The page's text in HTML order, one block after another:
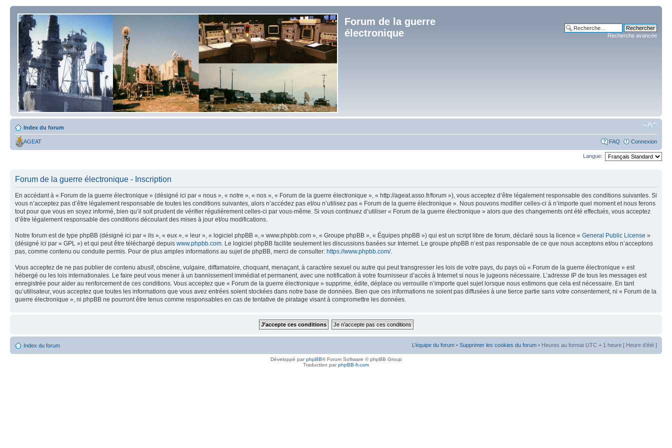
Forum de la guerre
électronique
Recherche avancée
Index du forum
AGEAT FAQ Connexion
Langue:
Forum de la guerre électronique - Inscription
En accédant à « Forum de la guerre électronique » (désigné ici par « nous », « notre », « nos », « Forum de la guerre électronique », « http://ageat.asso.fr/forum »), vous acceptez d’être légalement responsable des conditions suivantes. Si
vous n’acceptez pas d’être légalement responsable de toutes les conditions suivantes, alors n’accédez pas et/ou n’utilisez pas « Forum de la guerre électronique ». Nous pouvons modifier celles-ci à n’importe quel moment et nous ferons
tout pour que vous en soyez informé, bien qu’il soit prudent de vérifier régulièrement celles-ci par vous-même. Si vous continuez d’utiliser « Forum de la guerre électronique » alors que des changements ont été effectués, vous acceptez
d’être légalement responsable des conditions découlant des mises à jour et/ou modifications.
Notre forum est de type phpBB (désigné ici par « ils », « eux », « leur », « logiciel phpBB », « www.phpbb.com », « Groupe phpBB », « Équipes phpBB ») qui est un script libre de forum, déclaré sous la licence « General Public License »
(désigné ici par « GPL ») et qui peut être téléchargé depuis www.phpbb.com . Le logiciel phpBB facilite seulement les discussions basées sur Internet. Le groupe phpBB n’est pas responsable de ce que nous acceptons et/ou n’acceptons
pas, comme contenu ou conduite permis. Pour de plus amples informations au sujet de phpBB, merci de consulter: https://www.phpbb.com/.
Vous acceptez de ne pas publier de contenu abusif, obscène, vulgaire, diffamatoire, choquant, menaçant, à caractère sexuel ou autre qui peut transgresser les lois de votre pays, du pays où « Forum de la guerre électronique » est
hébergé ou les lois internationales. Le faire peut vous mener à un bannissement immédiat et permanent, avec une notification à votre fournisseur d’accès à Internet si nous le jugeons nécessaire. L’adresse IP de tous les messages est
enregistrée pour aider au renforcement de ces conditions. Vous acceptez que « Forum de la guerre électronique » supprime, édite, déplace ou verrouille n’importe quel sujet lorsque nous estimons que cela est nécessaire. En tant
qu’utilisateur, vous acceptez que toutes les informations que vous avez entrées soient stockées dans notre base de données. Bien que ces informations ne soient pas diffusées à une tierce partie sans votre consentement, ni « Forum de la
guerre électronique », ni phpBB ne pourront être tenus comme responsables en cas de tentative de piratage visant à compromettre les données.
Index du forum L’équipe du forum • Supprimer les cookies du forum • Heures au format UTC + 1 heure [ Heure d’été ]
Développé parphpBB® Forum Software © phpBB Group
Traduction parphpBB-fr.com